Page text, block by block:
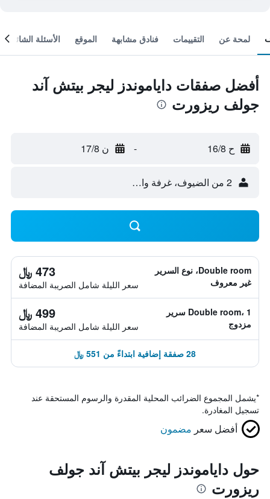
لمحة عن التقييمات فنادق مشابهة الموقع الأسئلة الشائعة
أفضل صفقات داياموندز ليجر بيتش آند
جولف ريزورت
ح 16/8 - ن 17/8
2 من الضيوف، غرفة واحدة
Double room، نوع السرير
غير معروف
473 ﷼
سعر الليلة شامل الصريبة المضافة
Double room، 1 سرير
مزدوج
499 ﷼
سعر الليلة شامل الصريبة المضافة
28 صفقة إضافية ابتداءً من 551 ﷼
*يشمل المجموع الضرائب المحلية المقدرة والرسوم المستحقة عند
تسجيل المغادرة.
أفضل سعر مضمون
حول داياموندز ليجر بيتش آند جولف
ريزورت